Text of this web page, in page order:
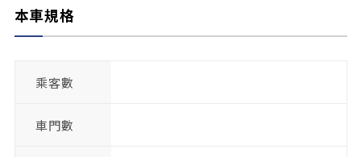
本車規格
乘客數
車門數